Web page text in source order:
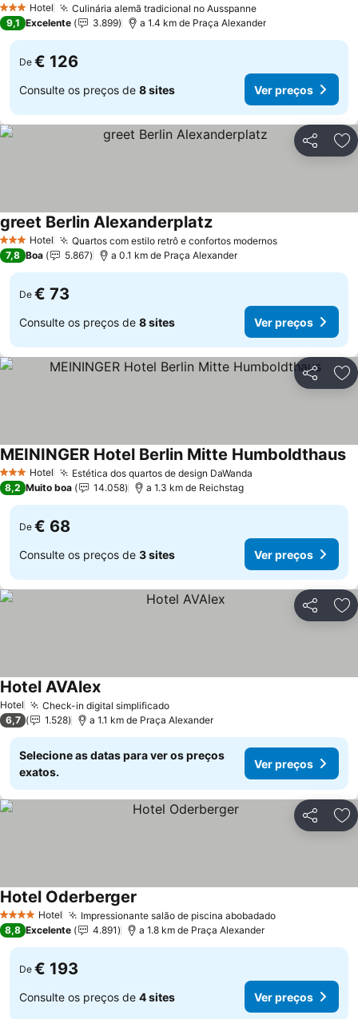
3 EstrelasHotel Culinária alemã tradicional no Ausspanne
9,1 Excelente 3.899 a 1.4 km de Praça Alexander
De € 126
Consulte os preços de 8 sites Ver preços
Partilhar
3 EstrelasHotel Quartos com estilo retrô e confortos modernos
greet Berlin Alexanderplatz
7,8 Boa 5.867 a 0.1 km de Praça Alexander
De € 73
Consulte os preços de 8 sites Ver preços
Partilhar
3 EstrelasHotel Estética dos quartos de design DaWanda
MEININGER Hotel Berlin Mitte Humboldthaus
8,2 Muito boa 14.058 a 1.3 km de Reichstag
De € 68
Consulte os preços de 3 sites Ver preços
Partilhar
Hotel Check-in digital simplificado
Hotel AVAlex
6,7 1.528 a 1.1 km de Praça Alexander
Selecione as datas para ver os preços
exatos.
Ver preços
Partilhar
4 EstrelasHotel Impressionante salão de piscina abobadado
Hotel Oderberger
8,8 Excelente 4.891 a 1.8 km de Praça Alexander
De € 193
Consulte os preços de 4 sites Ver preços